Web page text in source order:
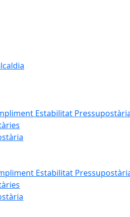
Estabilitat
Estabilitat